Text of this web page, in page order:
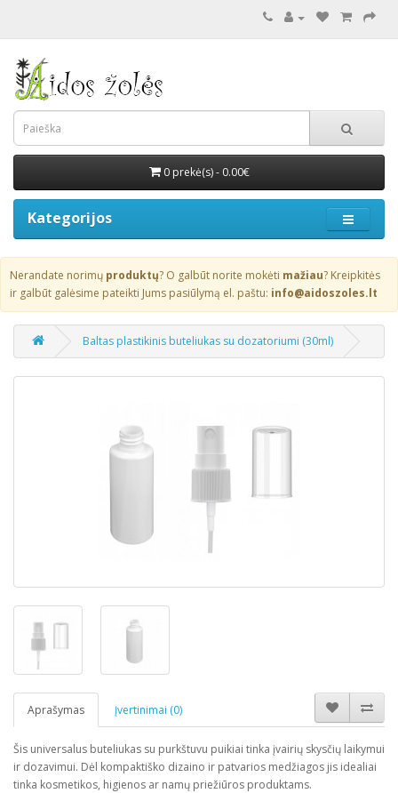
0 prekė(s) - 0.00€
Kategorijos
Nerandate norimų produktų? O galbūt norite mokėti mažiau? Kreipkitės
ir galbūt galėsime pateikti Jums pasiūlymą el. paštu: info@aidoszoles.lt
Baltas plastikinis buteliukas su dozatoriumi (30ml)
Aprašymas Įvertinimai (0)
Šis universalus buteliukas su purkštuvu puikiai tinka įvairių skysčių laikymui
ir dozavimui. Dėl kompaktiško dizaino ir patvarios medžiagos jis idealiai
tinka kosmetikos, higienos ar namų priežiūros produktams.